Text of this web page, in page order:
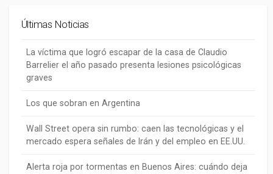
Últimas Noticias
La víctima que logró escapar de la casa de Claudio
Barrelier el año pasado presenta lesiones psicológicas
graves
Los que sobran en Argentina
Wall Street opera sin rumbo: caen las tecnológicas y el
mercado espera señales de Irán y del empleo en EE.UU.
Alerta roja por tormentas en Buenos Aires: cuándo deja